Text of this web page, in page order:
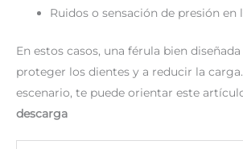
Ruidos o sensación de presión en
En estos casos, una férula bien
proteger los dientes y a reducir la
escenario, te puede orientar este
descarga